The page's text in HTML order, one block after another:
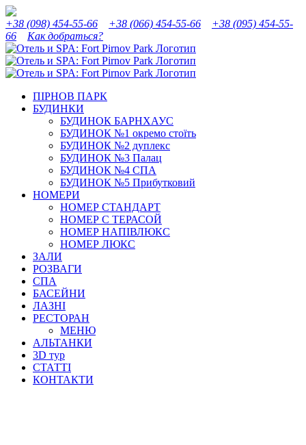
Skip
to
content
Instagram
Facebook
YouTube
Tripadvisor
+38 (098) 454-55-66
+38 (066) 454-55-66
+38 (095) 454-55-
66
Как добраться?
ПІРНОВ ПАРК
БУДИНКИ
БУДИНОК БАРНХАУС
БУДИНОК №1 окремо стоїть
БУДИНОК №2 дуплекс
БУДИНОК №3 Палац
БУДИНОК №4 СПА
БУДИНОК №5 Прибутковий
НОМЕРИ
НОМЕР СТАНДАРТ
НОМЕР С ТЕРАСОЙ
НОМЕР НАПІВЛЮКС
НОМЕР ЛЮКС
ЗАЛИ
РОЗВАГИ
СПА
БАСЕЙНИ
ЛАЗНІ
РЕСТОРАН
МЕНЮ
АЛЬТАНКИ
3D тур
СТАТТІ
КОНТАКТИ